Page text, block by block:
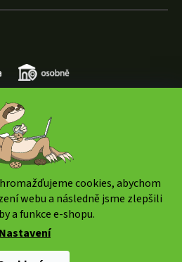
cookies, abychom
webu a následně jsme zlepšili
a funkce e-shopu.
Nastavení
nastavení cookies